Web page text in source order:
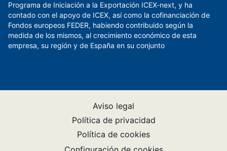
Programa de Iniciación a la Exportación ICEX-next, y ha
contado con el apoyo de ICEX, así como la cofinanciación de
Fondos europeos FEDER, habiendo contribuido según la
medida de los mismos, al crecimiento económico de esta
empresa, su región y de España en su conjunto
Aviso legal
Política de privacidad
Política de cookies